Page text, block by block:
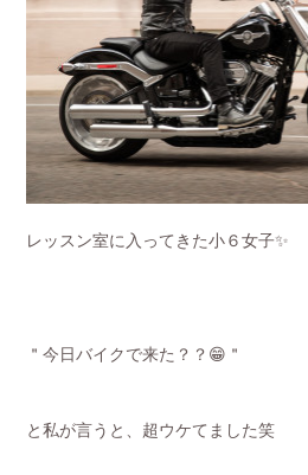
レッスン室に入ってきた小６女子✨
＂今日バイクで来た？？😁＂
と私が言うと、超ウケてました笑